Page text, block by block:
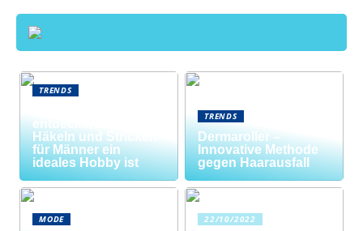
TRENDS
entdecken: Warum
Häkeln und Stricken
für Männer ein
ideales Hobby ist
TRENDS
Dermaroller –
Innovative Methode
gegen Haarausfall
MODE 22/10/2022